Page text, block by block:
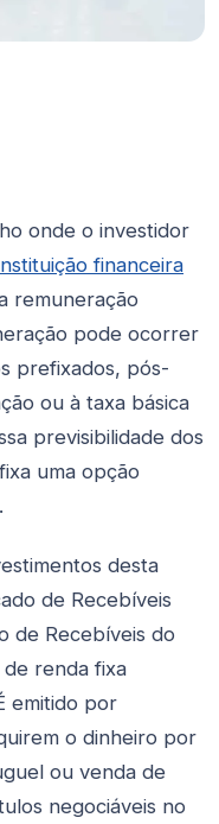
onde o investidor
financeira
remuneração
pode ocorrer
prefixados, pós-
ou à taxa básica
previsibilidade dos
uma opção
desta
de Recebíveis
de Recebíveis do
renda fixa
emitido por
o dinheiro por
ou venda de
negociáveis no